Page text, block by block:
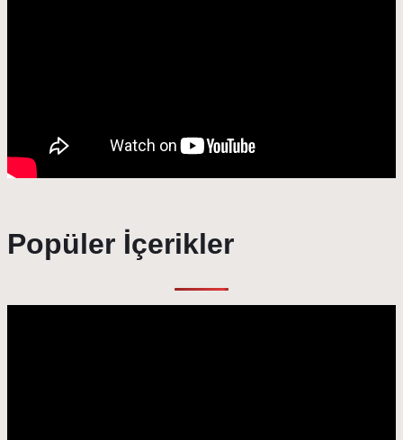
Popüler İçerikler